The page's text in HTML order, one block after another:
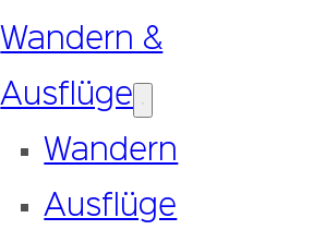
Wandern &
Ausflüge
Wandern
Ausflüge